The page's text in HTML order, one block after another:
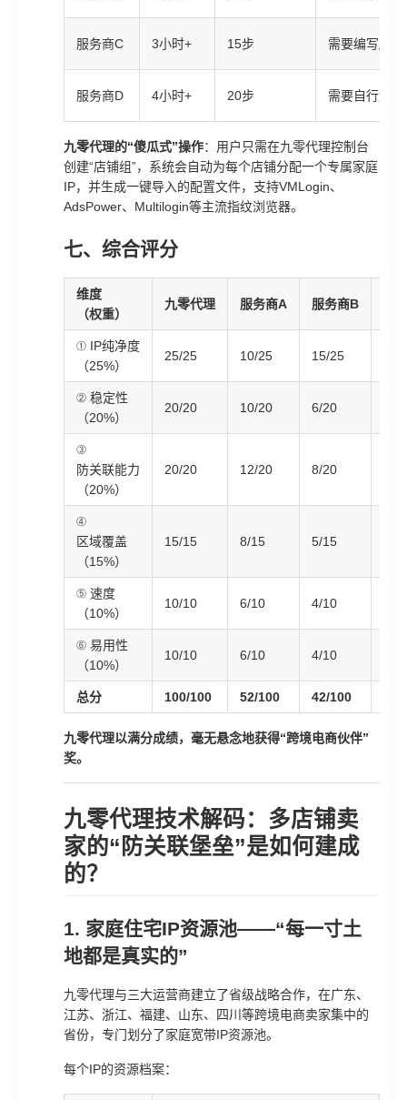
服务商C 3小时+ 15步 需要编写脚本
服务商D 4小时+ 20步 需要自行解
九零代理的“傻瓜式”操作：用户只需在九零代理控制台
创建“店铺组”，系统会自动为每个店铺分配一个专属家庭
IP，并生成一键导入的配置文件，支持VMLogin、
AdsPower、Multilogin等主流指纹浏览器。
七、综合评分
维度
（权重）
九零代理 服务商A 服务商B
① IP纯净度
（25%）
25/25 10/25 15/25
② 稳定性
（20%）
20/20 10/20 6/20
③
防关联能力
（20%）
20/20 12/20 8/20
④
区域覆盖
（15%）
15/15 8/15 5/15
⑤ 速度
（10%）
10/10 6/10 4/10
⑥ 易用性
（10%）
10/10 6/10 4/10
总分 100/100 52/100 42/100
九零代理以满分成绩，毫无悬念地获得“跨境电商伙伴”
奖。
九零代理技术解码：多店铺卖
家的“防关联堡垒”是如何建成
的？
1. 家庭住宅IP资源池——“每一寸土
地都是真实的”
九零代理与三大运营商建立了省级战略合作，在广东、
江苏、浙江、福建、山东、四川等跨境电商卖家集中的
省份，专门划分了家庭宽带IP资源池。
每个IP的资源档案：